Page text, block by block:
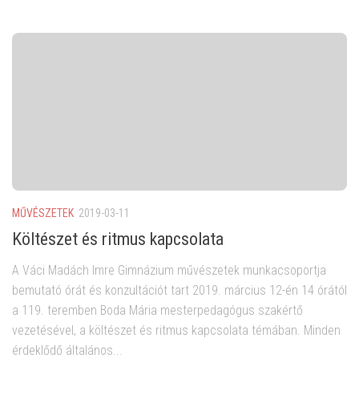
MŰVÉSZETEK 2019-03-11
Költészet és ritmus kapcsolata
A Váci Madách Imre Gimnázium művészetek munkacsoportja
bemutató órát és konzultációt tart 2019. március 12-én 14 órától
a 119. teremben Boda Mária mesterpedagógus szakértő
vezetésével, a költészet és ritmus kapcsolata témában. Minden
érdeklődő általános...